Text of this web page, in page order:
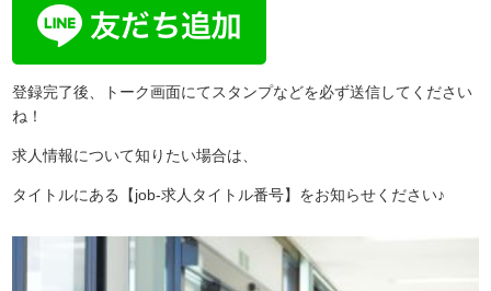
登録完了後、トーク画面にてスタンプなどを必ず送信してください
ね！
求人情報について知りたい場合は、
タイトルにある【job-求人タイトル番号】をお知らせください♪